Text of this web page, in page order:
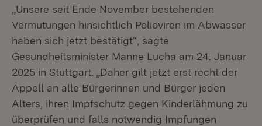
„Unsere seit Ende November bestehenden
Vermutungen hinsichtlich Polioviren im Abwasser
haben sich jetzt bestätigt“, sagte
Gesundheitsminister Manne Lucha am 24. Januar
2025 in Stuttgart. „Daher gilt jetzt erst recht der
Appell an alle Bürgerinnen und Bürger jeden
Alters, ihren Impfschutz gegen Kinderlähmung zu
überprüfen und falls notwendig Impfungen